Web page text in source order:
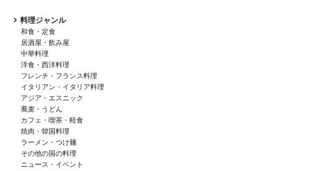
料理ジャンル
和食・定食
居酒屋・飲み屋
中華料理
洋食・西洋料理
フレンチ・フランス料理
イタリアン・イタリア料理
アジア・エスニック
蕎麦・うどん
カフェ・喫茶・軽食
焼肉・韓国料理
ラーメン・つけ麺
その他の国の料理
ニュース・イベント